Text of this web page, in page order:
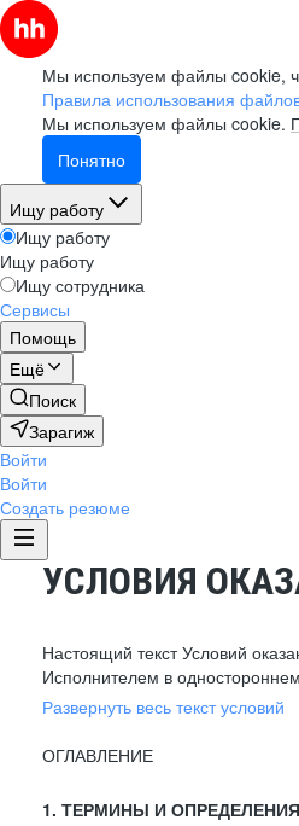
Мы используем файлы cookie,
Правила использования
Мы используем файлы cookie.
Понятно
Ищу работу
Ищу работу
Ищу работу
Ищу сотрудника
Сервисы
Помощь
Ещё
Поиск
Зарагиж
Войти
Войти
Создать резюме
УСЛОВИЯ
Настоящий текст Условий
Исполнителем в
Развернуть весь текст условий
ОГЛАВЛЕНИЕ
1. ТЕРМИНЫ И ОПРЕДЕЛЕНИЯ